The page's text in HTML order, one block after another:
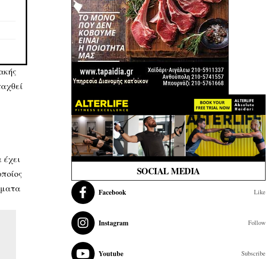
SOCIAL MEDIA
Facebook Like
Instagram Follow
Youtube Subscribe